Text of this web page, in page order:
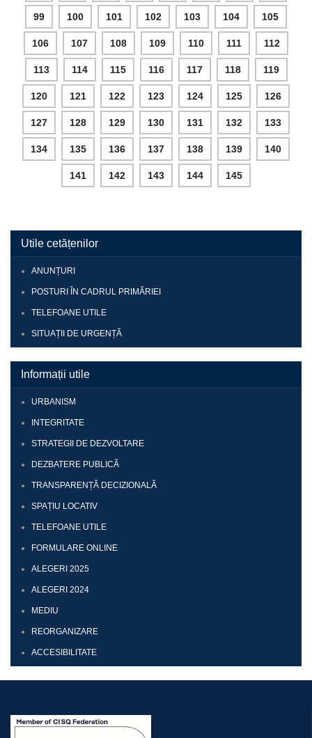
99 100 101 102 103 104 105
106 107 108 109 110 111 112
113 114 115 116 117 118 119
120 121 122 123 124 125 126
127 128 129 130 131 132 133
134 135 136 137 138 139 140
141 142 143 144 145
Utile cetățenilor
ANUNȚURI
POSTURI ÎN CADRUL PRIMĂRIEI
TELEFOANE UTILE
SITUAȚII DE URGENȚĂ
Informații utile
URBANISM
INTEGRITATE
STRATEGII DE DEZVOLTARE
DEZBATERE PUBLICĂ
TRANSPARENȚĂ DECIZIONALĂ
SPAȚIU LOCATIV
TELEFOANE UTILE
FORMULARE ONLINE
ALEGERI 2025
ALEGERI 2024
MEDIU
REORGANIZARE
ACCESIBILITATE